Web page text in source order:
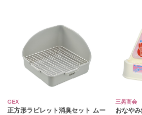
GEX
正方形ラビレット消臭セット ムー
三晃商会
おなや